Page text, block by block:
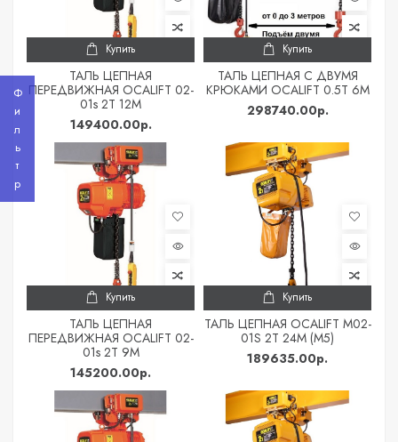
Купить
ТАЛЬ ЦЕПНАЯ
ПЕРЕДВИЖНАЯ OCALIFT 02-
01s 2Т 12М
149400.00р.
Купить
ТАЛЬ ЦЕПНАЯ С ДВУМЯ
КРЮКАМИ OCALIFT 0.5Т 6М
298740.00р.
Купить
ТАЛЬ ЦЕПНАЯ
ПЕРЕДВИЖНАЯ OCALIFT 02-
01s 2Т 9М
145200.00р.
Купить
ТАЛЬ ЦЕПНАЯ OCALIFT M02-
01S 2Т 24М (М5)
189635.00р.
Фильтр